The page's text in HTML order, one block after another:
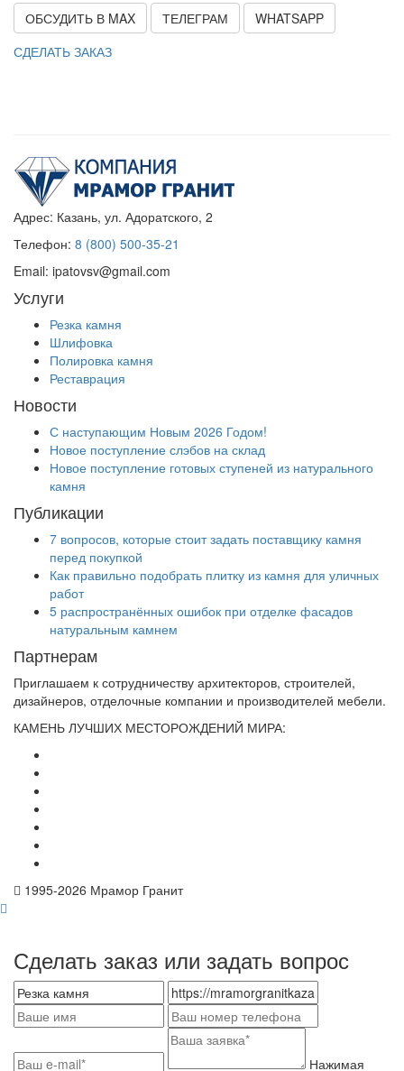
ОБСУДИТЬ В MAX ТЕЛЕГРАМ
WHATSAPP
СДЕЛАТЬ ЗАКАЗ
Адрес: Казань, ул. Адоратского, 2
Телефон: 8 (800) 500-35-21
Email: ipatovsv@gmail.com
Услуги
Резка камня
Шлифовка
Полировка камня
Реставрация
Новости
С наступающим Новым 2026 Годом!
Новое поступление слэбов на склад
Новое поступление готовых ступеней из натурального
камня
Публикации
7 вопросов, которые стоит задать поставщику камня
перед покупкой
Как правильно подобрать плитку из камня для уличных
работ
5 распространённых ошибок при отделке фасадов
натуральным камнем
Партнерам
Приглашаем к сотрудничеству архитекторов, строителей,
дизайнеров, отделочные компании и производителей мебели.
КАМЕНЬ ЛУЧШИХ МЕСТОРОЖДЕНИЙ МИРА:
1995-2026 Мрамор Гранит
Сделать заказ или задать вопрос